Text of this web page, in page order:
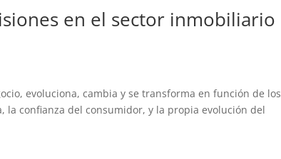
en el sector inmobiliario
evoluciona, cambia y se transforma en función de los
confianza del consumidor, y la propia evolución del